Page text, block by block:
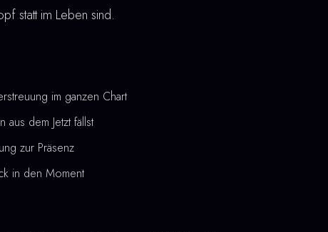
statt im Leben sind.
im ganzen Chart
aus dem Jetzt fällst
zur Präsenz
in den Moment